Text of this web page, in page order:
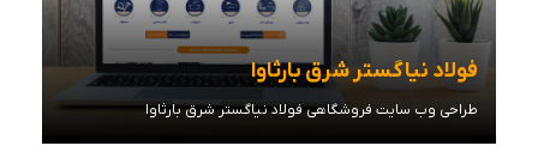
فولاد نیاگستر شرق بارثاوا
طراحی وب سایت فروشگاهی فولاد نیاگستر شرق بارثاوا